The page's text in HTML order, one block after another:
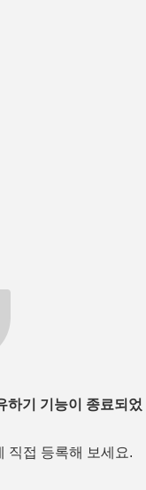
하기 기능이 종료되었
직접 등록해 보세요.